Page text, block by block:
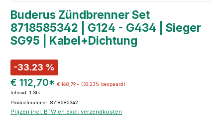
Buderus Zündbrenner Set
8718585342 | G124 - G434 | Sieger
SG95 | Kabel+Dichtung
-33.23 %
€ 112,70* € 168,79* (33.23% bespaard)
Inhoud: 1 Stk.
Productnummer: 8718585342
Prijzen incl. BTW en excl. verzendkosten